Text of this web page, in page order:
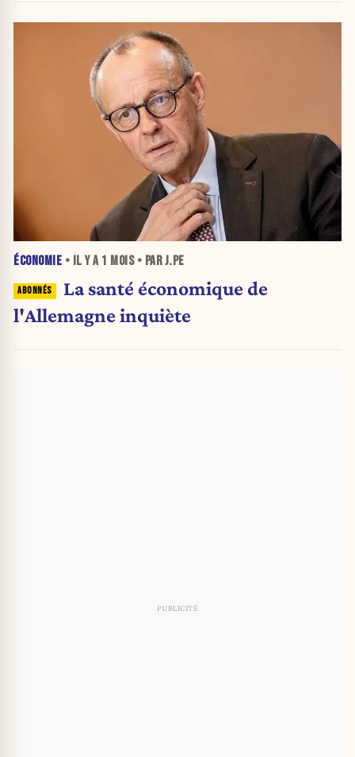
ÉCONOMIE • IL Y A 1 MOIS• PAR J.PE
La santé économique de
l'Allemagne inquiète